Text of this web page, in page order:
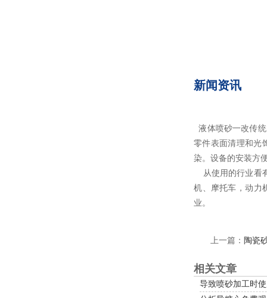
新闻资讯
液体喷砂一改传统
零件表面清理和光饰
染。设备的安装
从使用的行业看有航空
机、摩托车，动
业。
上一篇： 陶瓷
相关文章
导致喷砂加工时使